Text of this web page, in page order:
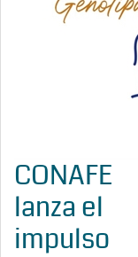
CONAFE
lanza el
impulso